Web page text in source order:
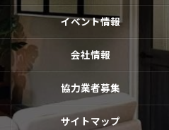
イベント情報
会社情報
協力業者募集
サイトマップ